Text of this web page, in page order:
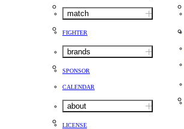
match
FIGHTER
brands
SPONSOR
CALENDAR
about
LICENSE